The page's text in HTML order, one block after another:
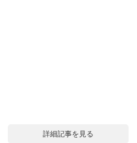
詳細記事を見る